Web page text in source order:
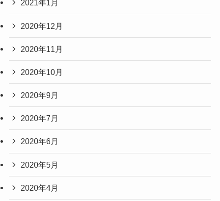
2021年1月
2020年12月
2020年11月
2020年10月
2020年9月
2020年7月
2020年6月
2020年5月
2020年4月